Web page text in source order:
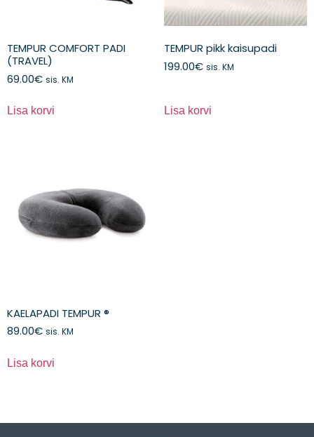
TEMPUR COMFORT PADI
(TRAVEL)
69.00€ sis. KM
Lisa korvi
TEMPUR pikk kaisupadi
199.00€ sis. KM
Lisa korvi
KAELAPADI TEMPUR ®
89.00€ sis. KM
Lisa korvi